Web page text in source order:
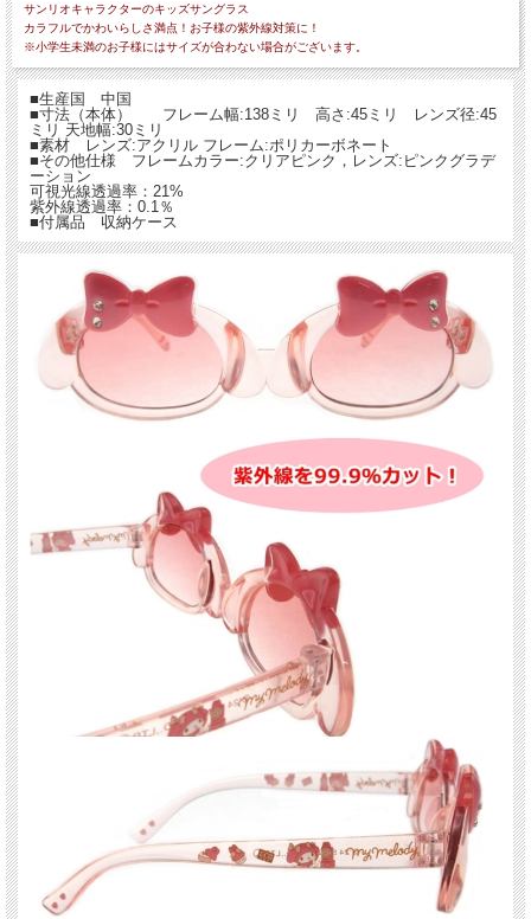
サンリオキャラクターのキッズサングラス
カラフルでかわいらしさ満点！お子様の紫外線対策に！
※小学生未満のお子様にはサイズが合わない場合がございます。
■生産国 中国
■寸法（本体） フレーム幅:138ミリ 高さ:45ミリ レンズ径:45
ミリ 天地幅:30ミリ
■素材 レンズ:アクリル フレーム:ポリカーボネート
■その他仕様 フレームカラー:クリアピンク，レンズ:ピンクグラデ
ーション
可視光線透過率：21%
紫外線透過率：0.1％
■付属品 収納ケース